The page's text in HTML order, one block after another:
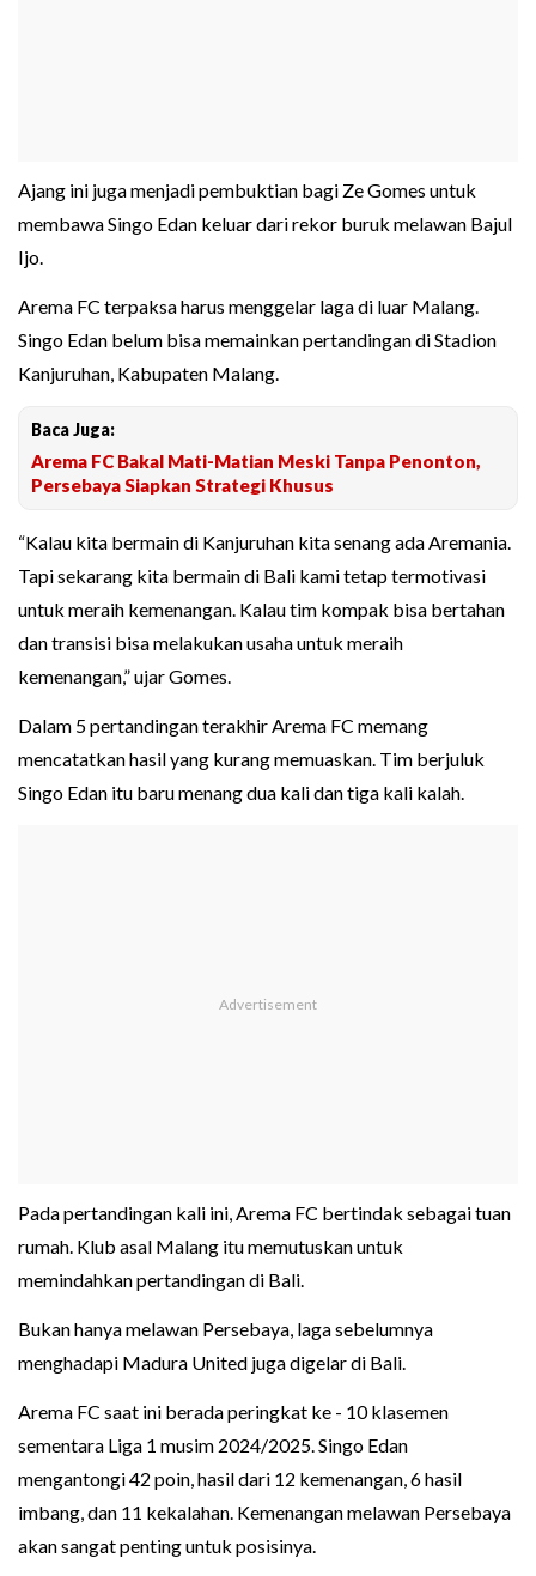
Ajang ini juga menjadi pembuktian bagi Ze Gomes untuk
membawa Singo Edan keluar dari rekor buruk melawan Bajul
Ijo.
Arema FC terpaksa harus menggelar laga di luar Malang.
Singo Edan belum bisa memainkan pertandingan di Stadion
Kanjuruhan, Kabupaten Malang.
Baca Juga:
Arema FC Bakal Mati-Matian Meski Tanpa Penonton,
Persebaya Siapkan Strategi Khusus
“Kalau kita bermain di Kanjuruhan kita senang ada Aremania.
Tapi sekarang kita bermain di Bali kami tetap termotivasi
untuk meraih kemenangan. Kalau tim kompak bisa bertahan
dan transisi bisa melakukan usaha untuk meraih
kemenangan,” ujar Gomes.
Dalam 5 pertandingan terakhir Arema FC memang
mencatatkan hasil yang kurang memuaskan. Tim berjuluk
Singo Edan itu baru menang dua kali dan tiga kali kalah.
Pada pertandingan kali ini, Arema FC bertindak sebagai tuan
rumah. Klub asal Malang itu memutuskan untuk
memindahkan pertandingan di Bali.
Bukan hanya melawan Persebaya, laga sebelumnya
menghadapi Madura United juga digelar di Bali.
Arema FC saat ini berada peringkat ke - 10 klasemen
sementara Liga 1 musim 2024/2025. Singo Edan
mengantongi 42 poin, hasil dari 12 kemenangan, 6 hasil
imbang, dan 11 kekalahan. Kemenangan melawan Persebaya
akan sangat penting untuk posisinya.